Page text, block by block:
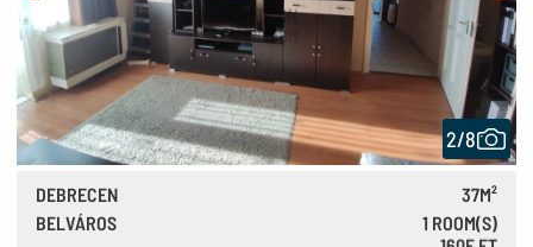
2/8
DEBRECEN
37M²
BELVÁROS
1 ROOM(S)